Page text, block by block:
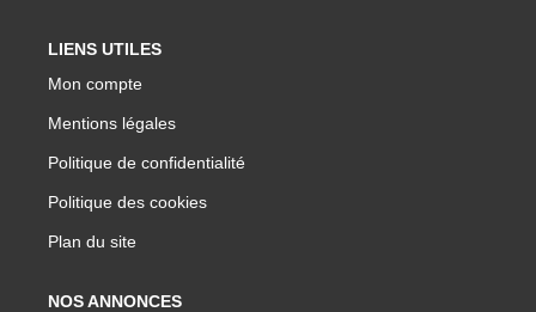
LIENS UTILES
Mon compte
Mentions légales
Politique de confidentialité
Politique des cookies
Plan du site
NOS ANNONCES